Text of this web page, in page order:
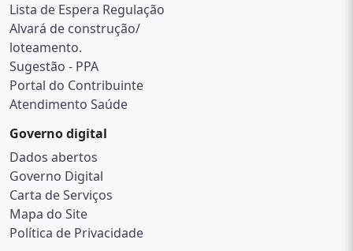
Lista de Espera Regulação
Alvará de construção/
loteamento.
Sugestão - PPA
Portal do Contribuinte
Atendimento Saúde
Governo digital
Dados abertos
Governo Digital
Carta de Serviços
Mapa do Site
Política de Privacidade